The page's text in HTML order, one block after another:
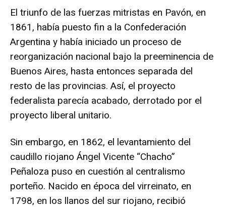
El triunfo de las fuerzas mitristas en Pavón, en
1861, había puesto fin a la Confederación
Argentina y había iniciado un proceso de
reorganización nacional bajo la preeminencia de
Buenos Aires, hasta entonces separada del
resto de las provincias. Así, el proyecto
federalista parecía acabado, derrotado por el
proyecto liberal unitario.
Sin embargo, en 1862, el levantamiento del
caudillo riojano Ángel Vicente “Chacho”
Peñaloza puso en cuestión al centralismo
porteño. Nacido en época del virreinato, en
1798, en los llanos del sur riojano, recibió